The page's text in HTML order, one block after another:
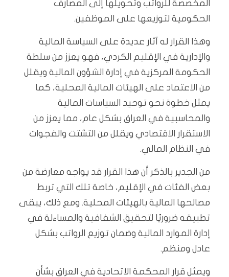
المخصصة للرواتب وتحويلها إلى المصارف
الحكومية لتوزيعها على الموظفين.
وهذا القرار له آثار عديدة على السياسة المالية
والإدارية في الإقليم الكردي، فهو يعزز من سلطة
الحكومة المركزية في إدارة الشؤون المالية ويقلل
من الاعتماد على الهيئات المالية المحلية، كما
يمثل خطوة نحو توحيد السياسات المالية
والمحاسبية في العراق بشكل عام، مما يعزز من
الاستقرار الاقتصادي ويقلل من التشتت والفجوات
في النظام المالي.
من الجدير بالذكر أن هذا القرار قد يواجه معارضة من
بعض الفئات في الإقليم، خاصة تلك التي تربط
مصالحها المالية بالهيئات المحلية. ومع ذلك، يبقى
تطبيقه ضروريًا لتحقيق الشفافية والمساءلة في
إدارة الموارد المالية وضمان توزيع الرواتب بشكل
عادل ومنظم.
ويمثل قرار المحكمة الاتحادية في العراق بشأن